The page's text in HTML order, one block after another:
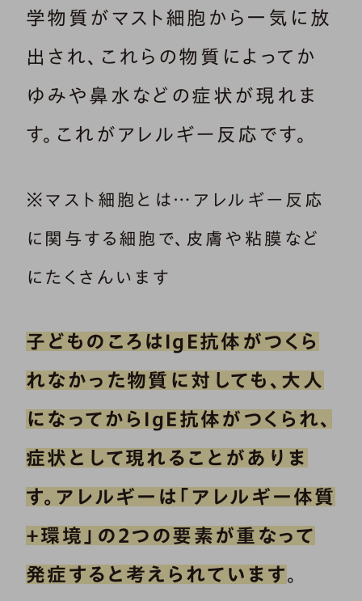
学物質がマスト細胞から一気に放
出され、これらの物質によってか
ゆみや鼻水などの症状が現れま
す。これがアレルギー反応です。
※マスト細胞とは…アレルギー反応
に関与する細胞で、皮膚や粘膜など
にたくさんいます
子どものころはIgE抗体がつくら
れなかった物質に対しても、大人
になってからIgE抗体がつくられ、
症状として現れることがありま
す。アレルギーは「アレルギー体質
+環境」の２つの要素が重なって
発症すると考えられています。